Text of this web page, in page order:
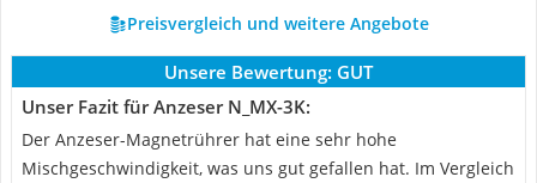
Preisvergleich und weitere Angebote
Unsere Bewertung: GUT
Unser Fazit für Anzeser N_MX-3K:
Der Anzeser-Magnetrührer hat eine sehr hohe
Mischgeschwindigkeit, was uns gut gefallen hat. Im Vergleich